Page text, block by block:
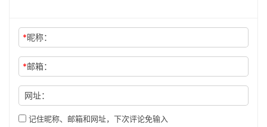
*昵称：
*邮箱：
网址：
记住昵称、邮箱和网址，下次评论免输入